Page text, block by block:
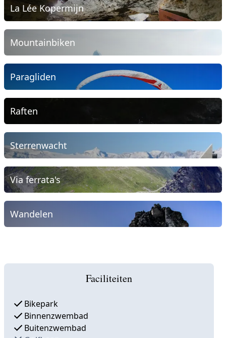
La Lée Kopermijn
Mountainbiken
Paragliden
Raften
Sterrenwacht
Via ferrata's
Wandelen
Faciliteiten
Bikepark
Binnenzwembad
Buitenzwembad